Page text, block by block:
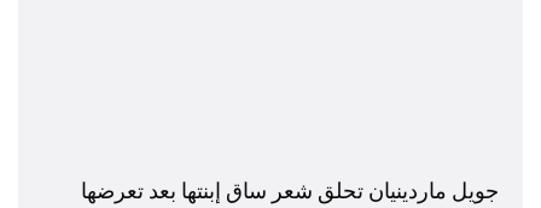
جويل ماردينيان تحلق شعر ساق إبنتها بعد تعرضها